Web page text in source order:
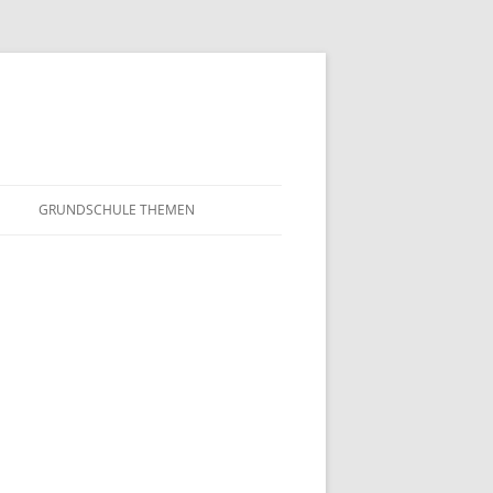
GRUNDSCHULE THEMEN